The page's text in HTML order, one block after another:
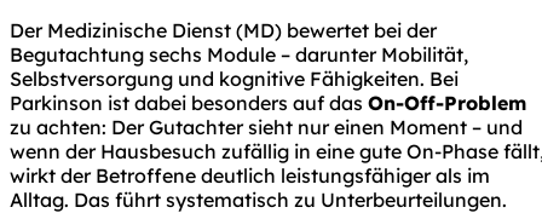
Der Medizinische Dienst (MD) bewertet bei der
Begutachtung sechs Module – darunter Mobilität,
Selbstversorgung und kognitive Fähigkeiten. Bei
Parkinson ist dabei besonders auf das On-Off-Problem
zu achten: Der Gutachter sieht nur einen Moment – und
wenn der Hausbesuch zufällig in eine gute On-Phase
wirkt der Betroffene deutlich leistungsfähiger als im
Alltag. Das führt systematisch zu Unterbeurteilungen.